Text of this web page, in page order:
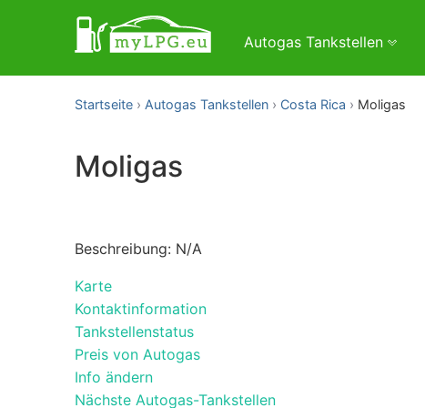
Autogas Tankstellen
Startseite Autogas Tankstellen Costa Rica Moligas
Moligas
Beschreibung: N/A
Karte
Kontaktinformation
Tankstellenstatus
Preis von Autogas
Info ändern
Nächste Autogas-Tankstellen